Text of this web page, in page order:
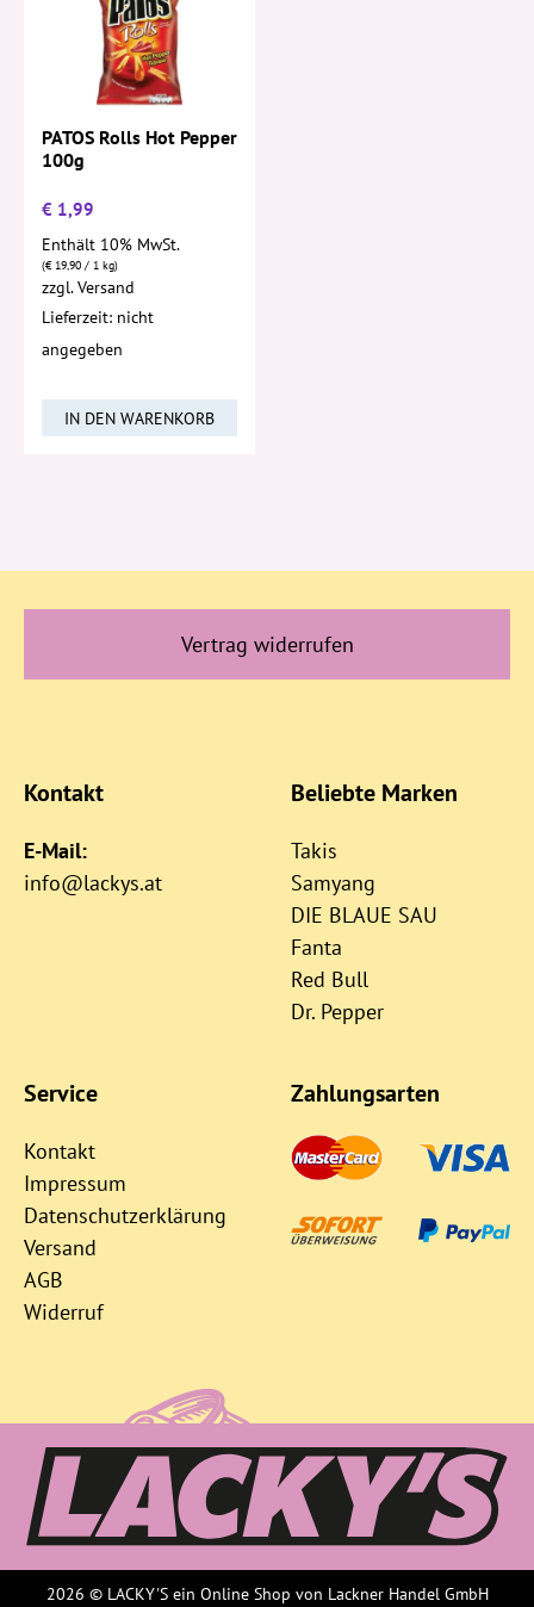
PATOS Rolls Hot Pepper
100g
€ 1,99
Enthält 10% MwSt.
(€19,90 / 1 kg)
zzgl.Versand
Lieferzeit: nicht
angegeben
IN DEN WARENKORB
Vertrag widerrufen
Kontakt
E-Mail:
info@lackys.at
Beliebte Marken
Takis
Samyang
DIE BLAUE SAU
Fanta
Red Bull
Dr. Pepper
Service
Kontakt
Impressum
Datenschutzerklärung
Versand
AGB
Widerruf
Zahlungsarten
2026 © LACKY'S ein Online Shop von Lackner Handel GmbH